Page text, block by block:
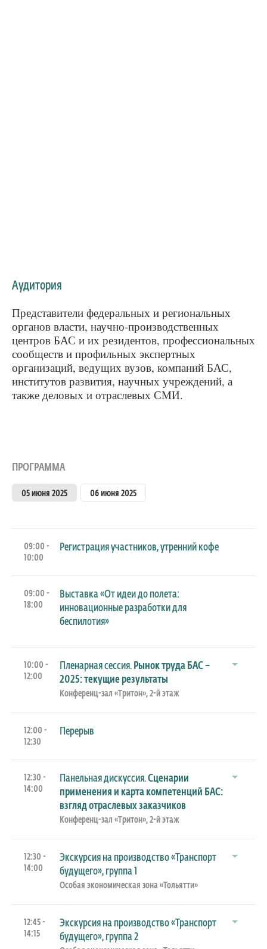
Аудитория
Представители федеральных и региональных
органов власти, научно-производственных
центров БАС и их резидентов, профессиональных
сообществ и профильных экспертных
организаций, ведущих вузов, компаний БАС,
институтов развития, научных учреждений, а
также деловых и отраслевых СМИ.
ПРОГРАММА
05 июня 2025 06 июня 2025
09:00 -
10:00
Регистрация участников, утренний кофе
09:00 -
18:00
Выставка «От идеи до полета:
инновационные разработки для
беспилотия»
10:00 -
12:00
Пленарная сессия. Рынок труда БАС –
2025: текущие результаты
Конференц-зал «Тритон», 2-й этаж
12:00 -
12:30
Перерыв
12:30 -
14:00
Панельная дискуссия.Сценарии
применения и карта компетенций БАС:
взгляд отраслевых заказчиков
Конференц-зал «Тритон», 2-й этаж
12:30 -
14:00
Экскурсия на производство «Транспорт
будущего», группа 1
Особая экономическая зона «Тольятти»
12:45 -
14:15
Экскурсия на производство «Транспорт
будущего», группа 2